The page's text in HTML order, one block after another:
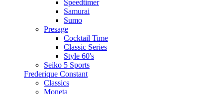
Speedtimer
Samurai
Sumo
Presage
Cocktail Time
Classic Series
Style 60's
Seiko 5 Sports
Frederique Constant
Classics
Moneta